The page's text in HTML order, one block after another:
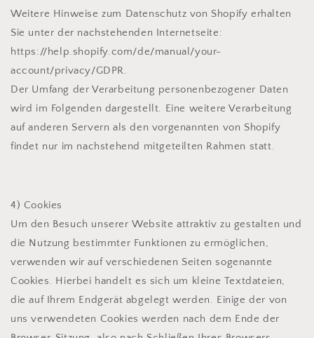
Weitere Hinweise zum Datenschutz von Shopify erhalten
Sie unter der nachstehenden Internetseite:
https://help.shopify.com/de/manual/your-
account/privacy/GDPR.
Der Umfang der Verarbeitung personenbezogener Daten
wird im Folgenden dargestellt. Eine weitere Verarbeitung
auf anderen Servern als den vorgenannten von Shopify
findet nur im nachstehend mitgeteilten Rahmen statt.
4) Cookies
Um den Besuch unserer Website attraktiv zu gestalten und
die Nutzung bestimmter Funktionen zu ermöglichen,
verwenden wir auf verschiedenen Seiten sogenannte
Cookies. Hierbei handelt es sich um kleine Textdateien,
die auf Ihrem Endgerät abgelegt werden. Einige der von
uns verwendeten Cookies werden nach dem Ende der